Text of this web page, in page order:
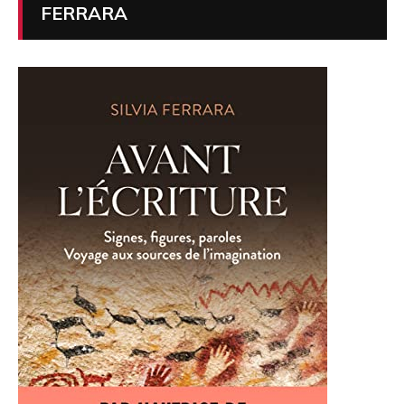
FERRARA